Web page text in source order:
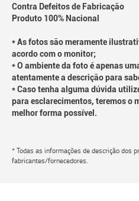
Contra Defeitos de Fabricação
Produto 100% Nacional
* As fotos são meramente
acordo com o monitor;
* O ambiente da foto é apenas
atentamente a descrição para
* Caso tenha alguma dúvida
para esclarecimentos, teremos o
melhor forma possível.
* Todas as informações de descrição dos
fabricantes/fornecedores.